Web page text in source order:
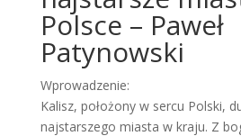
Polsce – Paweł
Patynowski
Wprowadzenie:
Kalisz, położony w sercu Polski,
najstarszego miasta w kraju. Z